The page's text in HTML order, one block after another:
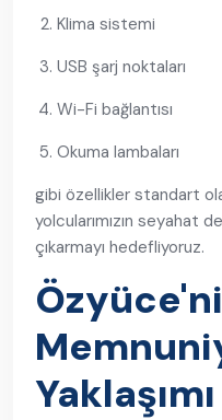
Klima sistemi
USB şarj noktaları
Wi-Fi bağlantısı
Okuma lambaları
gibi özellikler standart
yolcularımızın seyahat
çıkarmayı hedefliyoruz.
Yaklaşımı